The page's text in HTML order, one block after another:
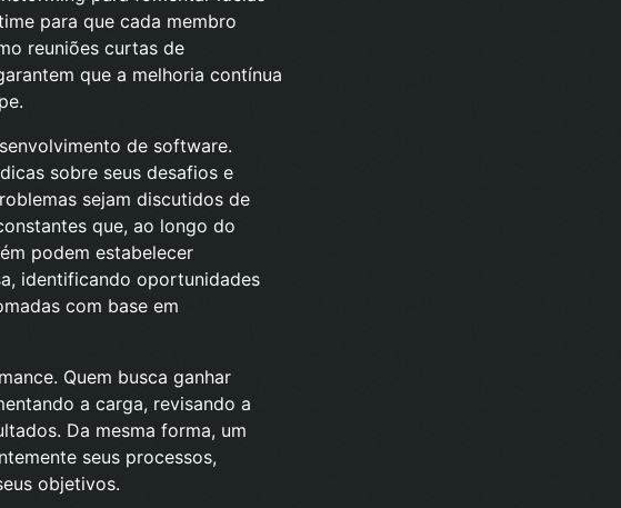
para que cada membro
reuniões curtas de
que a melhoria contínua
de software.
sobre seus desafios e
sejam discutidos de
que, ao longo do
podem estabelecer
identificando oportunidades
com base em
Quem busca ganhar
a carga, revisando a
Da mesma forma, um
seus processos,
objetivos.